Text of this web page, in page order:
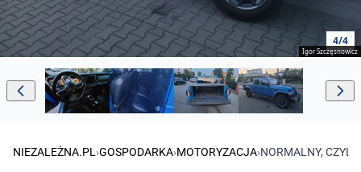
4/4
Igor Szczęsnowicz
NIEZALEŻNA.PL ›GOSPODARKA›MOTORYZACJA›NORMALNY, CZYLI